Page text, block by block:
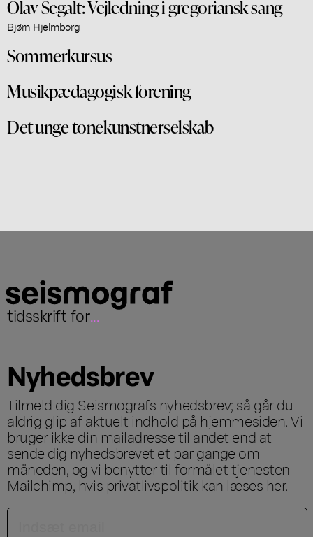
Olav Segalt: Vejledning i gregoriansk sang
Bjørn Hjelmborg
Sommerkursus
Musikpædagogisk forening
Det unge tonekunstnerselskab
tidsskrift for...
Nyhedsbrev
Tilmeld dig Seismografs nyhedsbrev; så går du
aldrig glip af aktuelt indhold på hjemmesiden. Vi
bruger ikke din mailadresse til andet end at
sende dig nyhedsbrevet et par gange om
måneden, og vi benytter til formålet tjenesten
Mailchimp, hvis privatlivspolitik kan læses her.